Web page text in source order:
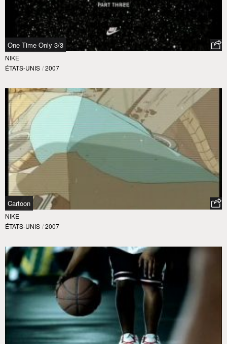
One Time Only 3/3
NIKE
ÉTATS-UNIS / 2007
Cartoon
NIKE
ÉTATS-UNIS / 2007